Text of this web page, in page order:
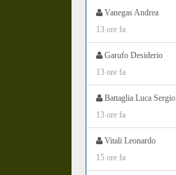
Vanegas Andrea
13 ore fa
Garufo Desiderio
13 ore fa
Battaglia Luca Sergio
13 ore fa
Vitali Leonardo
15 ore fa